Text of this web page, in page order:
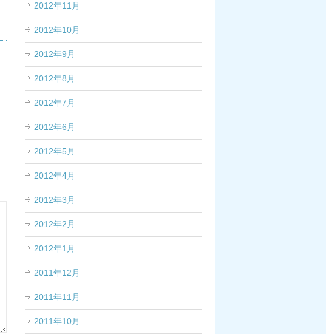
2012年11月
2012年10月
2012年9月
2012年8月
2012年7月
2012年6月
2012年5月
2012年4月
2012年3月
2012年2月
2012年1月
2011年12月
2011年11月
2011年10月